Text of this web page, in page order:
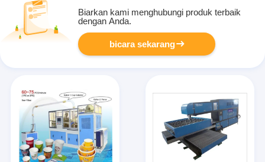
Biarkan kami menghubungi produk terbaik
dengan Anda.
bicara sekarang